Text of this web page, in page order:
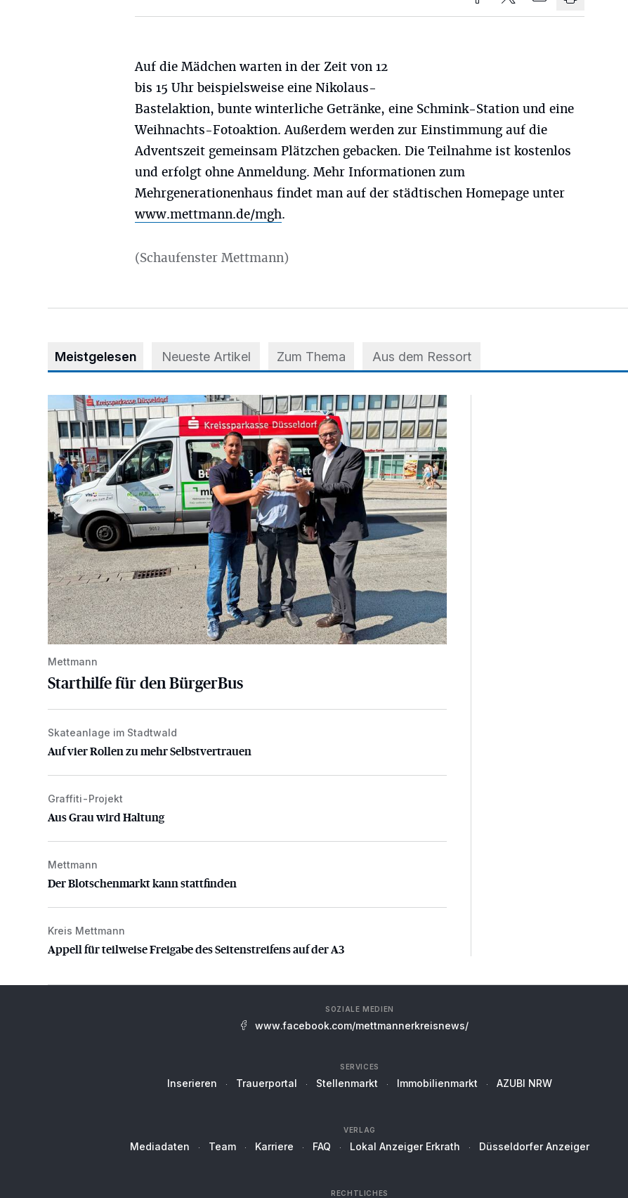
Auf die Mädchen warten in der Zeit von 12
bis 15 Uhr beispielsweise eine Nikolaus-
Bastelaktion, bunte winterliche Getränke, eine Schmink-Station und eine
Weihnachts-Fotoaktion. Außerdem werden zur Einstimmung auf die
Adventszeit gemeinsam Plätzchen gebacken. Die Teilnahme ist kostenlos
und erfolgt ohne Anmeldung. Mehr Informationen zum
Mehrgenerationenhaus findet man auf der städtischen Homepage unter
www.mettmann.de/mgh.
(Schaufenster Mettmann)
Meistgelesen Neueste Artikel Zum Thema Aus dem Ressort
Starthilfe für den BürgerBus
Mettmann
Starthilfe für den BürgerBus
Auf vier Rollen zu mehr Selbstvertrauen
Skateanlage im Stadtwald
Auf vier Rollen zu mehr Selbstvertrauen
Aus Grau wird Haltung
Graffiti-Projekt
Aus Grau wird Haltung
Der Blotschenmarkt kann stattfinden
Mettmann
Der Blotschenmarkt kann stattfinden
Appell für teilweise Freigabe des Seitenstreifens auf der A3
Kreis Mettmann
Appell für teilweise Freigabe des Seitenstreifens auf der A3
SOZIALE MEDIEN
www.facebook.com/mettmannerkreisnews/
SERVICES
Inserieren Trauerportal Stellenmarkt Immobilienmarkt AZUBI NRW
VERLAG
Mediadaten Team Karriere FAQ Lokal Anzeiger Erkrath Düsseldorfer Anzeiger
RECHTLICHES